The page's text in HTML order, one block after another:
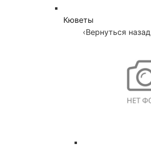
Кюветы
‹Вернуться назад